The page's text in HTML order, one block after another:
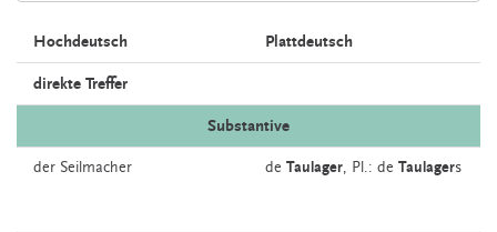
Hochdeutsch Plattdeutsch
direkte Treffer
Substantive
der Seilmacher de Taulager, Pl.: de Taulagers